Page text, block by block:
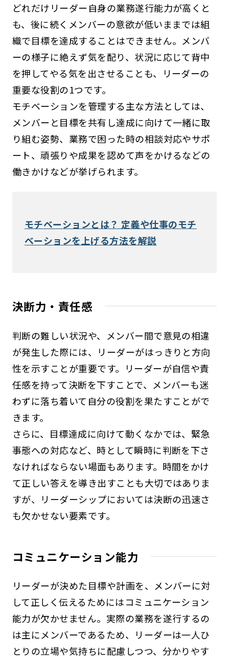
どれだけリーダー自身の業務遂行能力が高くと
も、後に続くメンバーの意欲が低いままでは組
織で目標を達成することはできません。メンバ
ーの様子に絶えず気を配り、状況に応じて背中
を押してやる気を出させることも、リーダーの
重要な役割の1つです。
モチベーションを管理する主な方法としては、
メンバーと目標を共有し達成に向けて一緒に取
り組む姿勢、業務で困った時の相談対応やサポ
ート、頑張りや成果を認めて声をかけるなどの
働きかけなどが挙げられます。
モチベーションとは？ 定義や仕事のモチ
ベーションを上げる方法を解説
決断力・責任感
判断の難しい状況や、メンバー間で意見の相違
が発生した際には、リーダーがはっきりと方向
性を示すことが重要です。リーダーが自信や責
任感を持って決断を下すことで、メンバーも迷
わずに落ち着いて自分の役割を果たすことがで
きます。
さらに、目標達成に向けて動くなかでは、緊急
事態への対応など、時として瞬時に判断を下さ
なければならない場面もあります。時間をかけ
て正しい答えを導き出すことも大切ではありま
すが、リーダーシップにおいては決断の迅速さ
も欠かせない要素です。
コミュニケーション能力
リーダーが決めた目標や計画を、メンバーに対
して正しく伝えるためにはコミュニケーション
能力が欠かせません。実際の業務を遂行するの
は主にメンバーであるため、リーダーは一人ひ
とりの立場や気持ちに配慮しつつ、分かりやす